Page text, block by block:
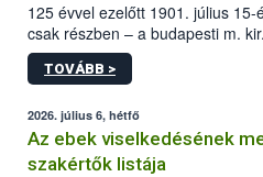
125 évvel ezelőtt 1901. július
csak részben – a budapesti m.
állomás a Kis Rókus utca 15.
tervezett új épületébe.
TOVÁBB >
2026. július 6, hétfő
Az ebek viselkedésének
szakértők listája